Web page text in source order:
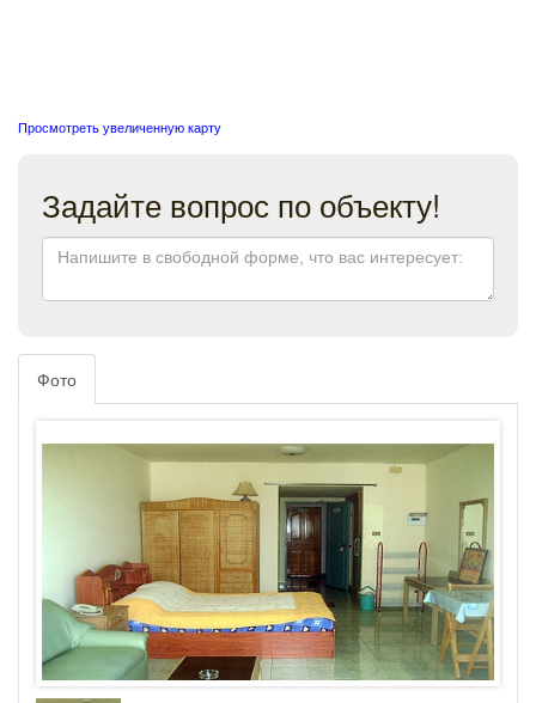
Просмотреть увеличенную карту
Задайте вопрос по объекту!
Фото